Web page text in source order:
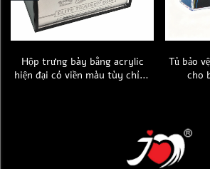
Tủ bảo vệ acrylic chống tia UV
cho bộ sưu tập thẻ bài
Kệ
dày